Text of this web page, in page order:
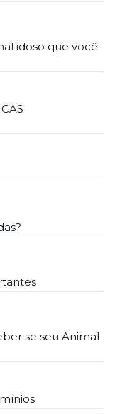
idoso que você
se seu Animal